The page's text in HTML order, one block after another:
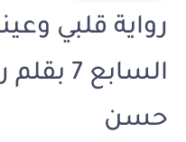
رواية قلبي
السابع
حسن